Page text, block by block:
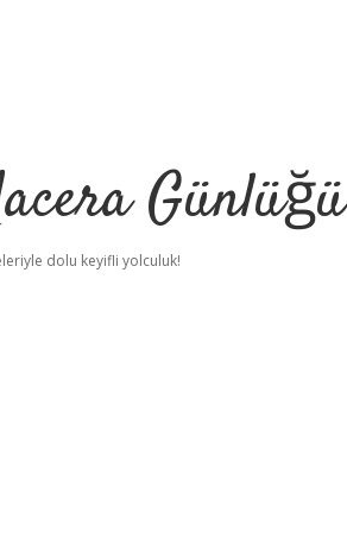
Günlüğü
dolu keyifli yolculuk!